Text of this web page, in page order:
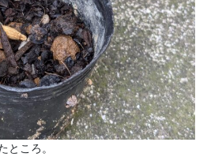
ところ。